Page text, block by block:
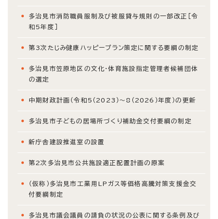
多治見市消防職員服制及び被服貸与規則の一部改正［令
和5年度］
第3次たじみ健康ハッピープラン策定に関する要綱の制定
多治見市笠原地区の文化・体育施設指定管理者候補団体
の選定
中期財政計画（令和5（2023）～8（2026）年度）の更新
多治見市子どもの居場所づくり補助金交付要綱の制定
新庁舎建設推進室の設置
第2次多治見市公共施設適正配置計画の原案
（仮称）多治見市工業用LPガス等価格高騰対策支援金交
付要綱制定
多治見市議会議員の請負の状況の公表に関する条例及び